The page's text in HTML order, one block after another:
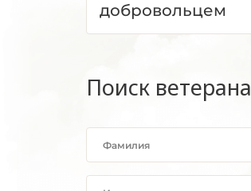
добровольцем
Поиск ветерана